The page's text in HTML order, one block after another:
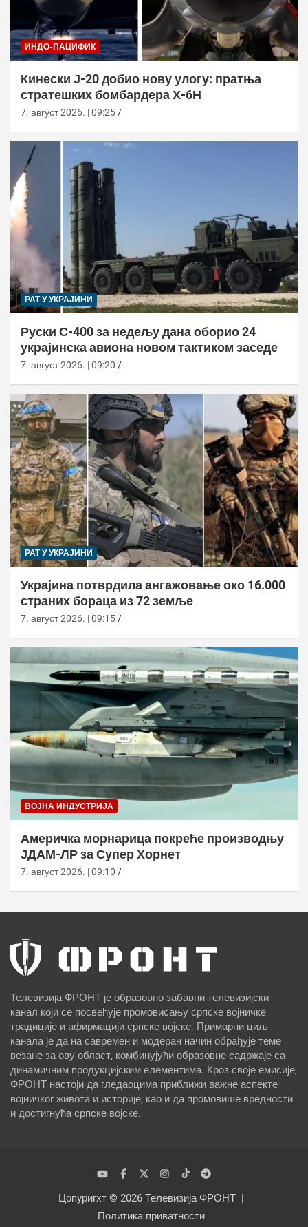
ИНДО-ПАЦИФИК
Кинески Ј-20 добио нову улогу: пратња
стратешких бомбардера Х-6Н
7. август 2026. | 09:25
РАТ У УКРАЈИНИ
Руски С-400 за недељу дана оборио 24
украјинска авиона новом тактиком заседе
7. август 2026. | 09:20
РАТ У УКРАЈИНИ
Украјина потврдила ангажовање око 16.000
страних бораца из 72 земље
7. август 2026. | 09:15
ВОЈНА ИНДУСТРИЈА
Америчка морнарица покреће производњу
ЈДАМ-ЛР за Супер Хорнет
7. август 2026. | 09:10
Телевизија ФРОНТ је образовно-забавни телевизијски
канал који се посвећује промовисању српске војничке
традиције и афирмацији српске војске. Примарни циљ
канала је да на савремен и модеран начин обрађује теме
везане за ову област, комбинујући образовне садржаје са
динамичним продукцијским елементима. Кроз своје емисије,
ФРОНТ настоји да гледаоцима приближи важне аспекте
војничког живота и историје, као и да промовише вредности
и достигнућа српске војске.
Цопyригхт © 2026 Телевизија ФРОНТ
Политика приватности